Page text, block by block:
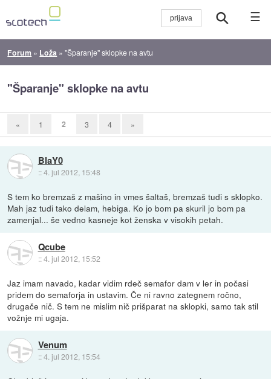
☰
Forum » Loža »"Šparanje" sklopke na avtu
"Šparanje" sklopke na avtu
« 1 2 3 4 »
BlaY0
::4. jul 2012, 15:48
S tem ko bremzaš z mašino in vmes šaltaš, bremzaš tudi s sklopko.
Mah jaz tudi tako delam, hebiga. Ko jo bom pa skuril jo bom pa
zamenjal... še vedno kasneje kot ženska v visokih petah.
Qcube
::4. jul 2012, 15:52
Jaz imam navado, kadar vidim rdeč semafor dam v ler in počasi
pridem do semaforja in ustavim. Če ni ravno zategnem ročno,
drugače nič. S tem ne mislim nič prišparat na sklopki, samo tak stil
vožnje mi ugaja.
Venum
::4. jul 2012, 15:54